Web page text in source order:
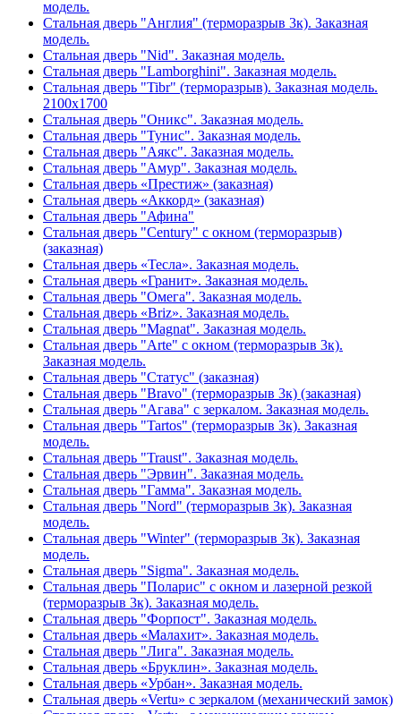
модель.
Стальная дверь "Англия" (терморазрыв 3к). Заказная
модель.
Стальная дверь "Nid". Заказная модель.
Стальная дверь "Lamborghini". Заказная модель.
Стальная дверь "Tibr" (терморазрыв). Заказная модель.
2100х1700
Стальная дверь "Оникс". Заказная модель.
Стальная дверь "Тунис". Заказная модель.
Стальная дверь "Аякс". Заказная модель.
Стальная дверь "Амур". Заказная модель.
Стальная дверь «Престиж» (заказная)
Стальная дверь «Аккорд» (заказная)
Стальная дверь "Афина"
Стальная дверь "Century" с окном (терморазрыв)
(заказная)
Стальная дверь «Тесла». Заказная модель.
Стальная дверь «Гранит». Заказная модель.
Стальная дверь "Омега". Заказная модель.
Стальная дверь «Briz». Заказная модель.
Стальная дверь "Magnat". Заказная модель.
Стальная дверь "Arte" с окном (терморазрыв 3к).
Заказная модель.
Стальная дверь "Статус" (заказная)
Стальная дверь "Bravo" (терморазрыв 3к) (заказная)
Стальная дверь "Агава" с зеркалом. Заказная модель.
Стальная дверь "Tartos" (терморазрыв 3к). Заказная
модель.
Стальная дверь "Traust". Заказная модель.
Стальная дверь "Эрвин". Заказная модель.
Стальная дверь "Гамма". Заказная модель.
Стальная дверь "Nord" (терморазрыв 3к). Заказная
модель.
Стальная дверь "Winter" (терморазрыв 3к). Заказная
модель.
Стальная дверь "Sigma". Заказная модель.
Стальная дверь "Поларис" с окном и лазерной резкой
(терморазрыв 3к). Заказная модель.
Стальная дверь "Форпост". Заказная модель.
Стальная дверь «Малахит». Заказная модель.
Стальная дверь "Лига". Заказная модель.
Стальная дверь «Бруклин». Заказная модель.
Стальная дверь «Урбан». Заказная модель.
Стальная дверь «Vertu» с зеркалом (механический замок)